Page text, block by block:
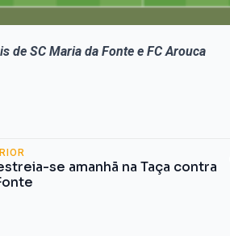
de SC Maria da Fonte e FC Arouca
se amanhã na Taça contra